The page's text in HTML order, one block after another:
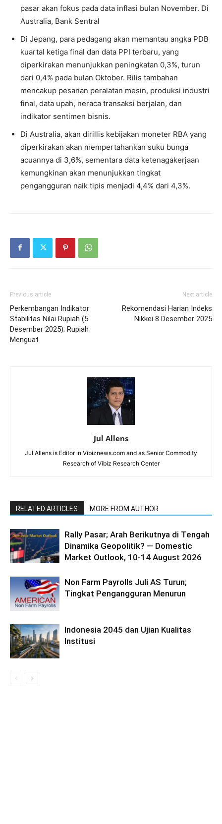
pasar akan fokus pada data inflasi bulan November. Di
Australia, Bank Sentral
Di Jepang, para pedagang akan memantau angka PDB
kuartal ketiga final dan data PPI terbaru, yang
diperkirakan menunjukkan peningkatan 0,3%, turun
dari 0,4% pada bulan Oktober. Rilis tambahan
mencakup pesanan peralatan mesin, produksi industri
final, data upah, neraca transaksi berjalan, dan
indikator sentimen bisnis.
Di Australia, akan dirillis kebijakan moneter RBA yang
diperkirakan akan mempertahankan suku bunga
acuannya di 3,6%, sementara data ketenagakerjaan
kemungkinan akan menunjukkan tingkat
pengangguran naik tipis menjadi 4,4% dari 4,3%.
Previous article
Perkembangan Indikator
Stabilitas Nilai Rupiah (5
Desember 2025); Rupiah
Menguat
Next article
Rekomendasi Harian Indeks
Nikkei 8 Desember 2025
Jul Allens
Jul Allens is Editor in Vibiznews.com and as Senior Commodity
Research of Vibiz Research Center
RELATED ARTICLES MORE FROM AUTHOR
Rally Pasar; Arah Berikutnya di Tengah
Dinamika Geopolitik? — Domestic
Market Outlook, 10-14 August 2026
Non Farm Payrolls Juli AS Turun;
Tingkat Pengangguran Menurun
Indonesia 2045 dan Ujian Kualitas
Institusi